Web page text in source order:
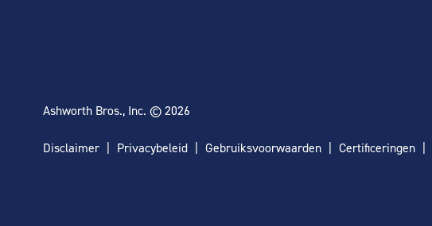
Ashworth Bros., Inc. © 2026
Disclaimer Privacybeleid Gebruiksvoorwaarden Certificeringen